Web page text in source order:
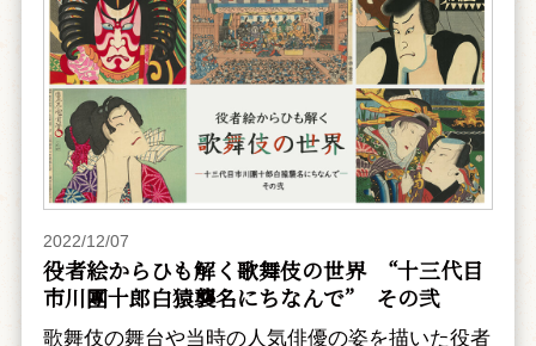
2022/12/07
役者絵からひも解く歌舞伎の世界 “十三代目
市川團十郎白猿襲名にちなんで” その弐
歌舞伎の舞台や当時の人気俳優の姿を描いた役者